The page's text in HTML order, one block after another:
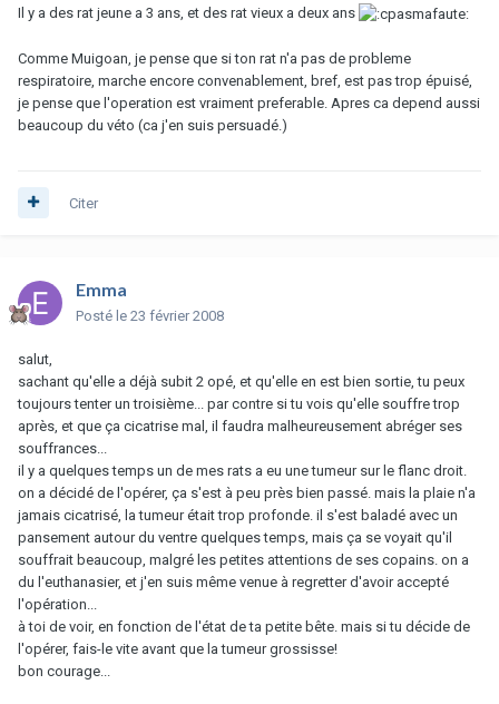
Il y a des rat jeune a 3 ans, et des rat vieux a deux ans
Comme Muigoan, je pense que si ton rat n'a pas de probleme
respiratoire, marche encore convenablement, bref, est pas trop épuisé,
je pense que l'operation est vraiment preferable. Apres ca depend aussi
beaucoup du véto (ca j'en suis persuadé.)
Citer
Emma
Posté le 23 février 2008
salut,
sachant qu'elle a déjà subit 2 opé, et qu'elle en est bien sortie, tu peux
toujours tenter un troisième... par contre si tu vois qu'elle souffre trop
après, et que ça cicatrise mal, il faudra malheureusement abréger ses
souffrances...
il y a quelques temps un de mes rats a eu une tumeur sur le flanc droit.
on a décidé de l'opérer, ça s'est à peu près bien passé. mais la plaie n'a
jamais cicatrisé, la tumeur était trop profonde. il s'est baladé avec un
pansement autour du ventre quelques temps, mais ça se voyait qu'il
souffrait beaucoup, malgré les petites attentions de ses copains. on a
du l'euthanasier, et j'en suis même venue à regretter d'avoir accepté
l'opération...
à toi de voir, en fonction de l'état de ta petite bête. mais si tu décide de
l'opérer, fais-le vite avant que la tumeur grossisse!
bon courage...